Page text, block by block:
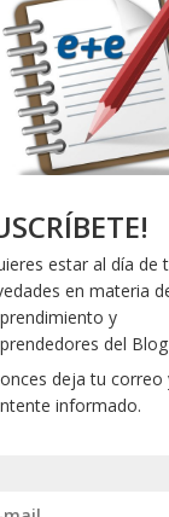
estar al día de
en materia
y
del
deja tu correo
informado.